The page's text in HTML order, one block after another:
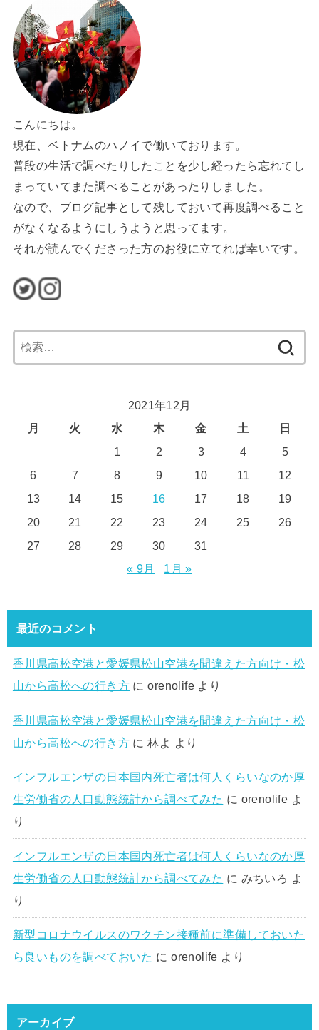
こんにちは。
現在、ベトナムのハノイで働いております。
普段の生活で調べたりしたことを少し経ったら忘れてし
まっていてまた調べることがあったりしました。
なので、ブログ記事として残しておいて再度調べること
がなくなるようにしうようと思ってます。
それが読んでくださった方のお役に立てれば幸いです。
索:
2021年12月
月
火 水 木 金 土
日
1
2 3 4
5
6
7 8 9 10 11
12
13
14 15 16 17 18
19
20
21 22 23 24 25
26
27
28 29 30
31
« 9月
1月 »
最近のコメント
香川県高松空港と愛媛県松山空港を間違えた方向け・松
山から高松への行き方 にorenolife より
香川県高松空港と愛媛県松山空港を間違えた方向け・松
山から高松への行き方 に林よ より
インフルエンザの日本国内死亡者は何人くらいなのか厚
生労働省の人口動態統計から調べてみた に orenolife よ
り
インフルエンザの日本国内死亡者は何人くらいなのか厚
生労働省の人口動態統計から調べてみた に みちいろ よ
り
新型コロナウイルスのワクチン接種前に準備しておいた
ら良いものを調べておいた にorenolife より
アーカイブ